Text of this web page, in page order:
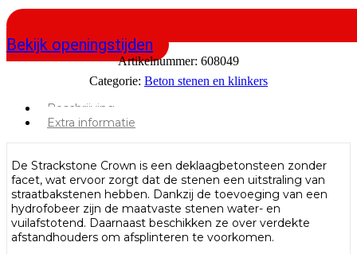
Bekijk openingstijden
Artikelnummer: 608049
Categorie: Beton stenen en klinkers
Beschrijving
Extra informatie
De Strackstone Crown is een deklaagbetonsteen zonder
facet, wat ervoor zorgt dat de stenen een uitstraling van
straatbakstenen hebben. Dankzij de toevoeging van een
hydrofobeer zijn de maatvaste stenen water- en
vuilafstotend. Daarnaast beschikken ze over verdekte
afstandhouders om afsplinteren te voorkomen.